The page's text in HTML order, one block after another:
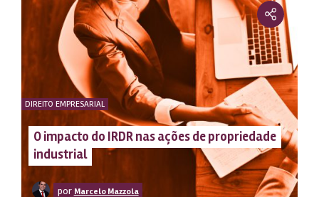
DIREITO EMPRESARIAL
O impacto do IRDR nas ações de propriedade
industrial
por Marcelo Mazzola